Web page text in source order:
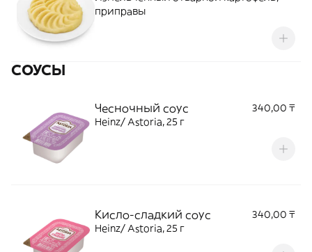
приправы
СОУСЫ
Чесночный соус
340,00 ₸
Heinz/ Astoria, 25 г
Кисло-сладкий соус
340,00 ₸
Heinz/ Astoria, 25 г